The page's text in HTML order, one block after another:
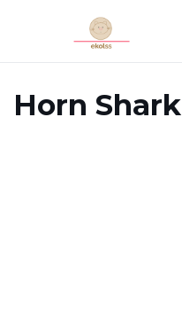
Horn Shark